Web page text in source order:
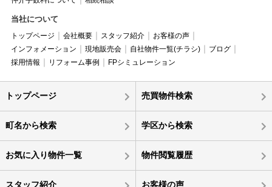
当社について
トップページ 会社概要 スタッフ紹介
お客様の声
インフォメーション
現地販売会 自社物件一覧(チラシ)
ブログ
採用情報
リフォーム事例 FPシミュレーション
トップページ 売買物件検索
町名から検索 学区から検索
お気に入り物件一覧 物件閲覧履歴
スタッフ紹介 お客様の声